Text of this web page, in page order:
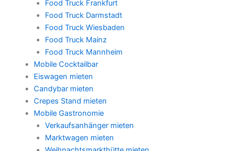
Food Truck Frankfurt
Food Truck Darmstadt
Food Truck Wiesbaden
Food Truck Mainz
Food Truck Mannheim
Mobile Cocktailbar
Eiswagen mieten
Candybar mieten
Crepes Stand mieten
Mobile Gastronomie
Verkaufsanhänger mieten
Marktwagen mieten